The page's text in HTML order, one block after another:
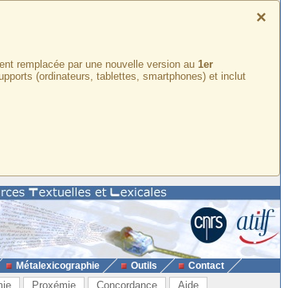
×
remplacée par une nouvelle version au 1er
(ordinateurs, tablettes, smartphones) et inclut
Métalexicographie Outils Contact
Proxémie Concordance Aide